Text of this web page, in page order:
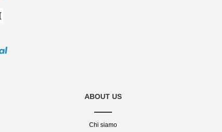
ABOUT US
Chi siamo